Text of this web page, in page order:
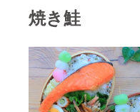
焼き鮭